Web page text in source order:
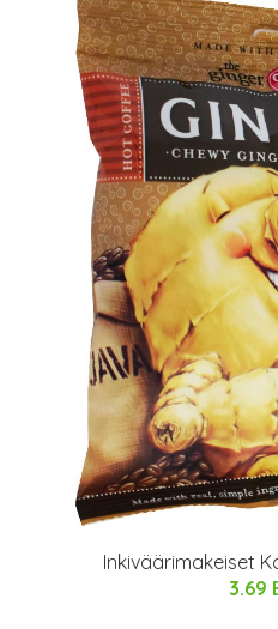
Inkiväärimakeiset
3.69